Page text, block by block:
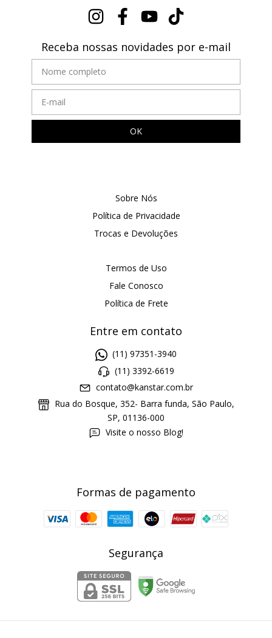
Receba nossas novidades por e-mail
Sobre Nós
Política de Privacidade
Trocas e Devoluções
Termos de Uso
Fale Conosco
Política de Frete
Entre em contato
(11) 97351-3940
(11) 3392-6619
contato@kanstar.com.br
Rua do Bosque, 352- Barra funda, São Paulo,
SP, 01136-000
Visite o nosso Blog!
Formas de pagamento
Segurança